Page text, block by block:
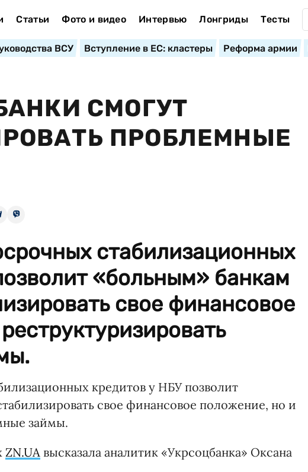
Статьи Фото и видео Интервью Лонгриды Тесты
ВСУ Вступление в ЕС: кластеры Реформа армии
СМОГУТ
ПРОБЛЕМНЫЕ
стабилизационных
«больным» банкам
свое финансовое
кредитов у НБУ позволит
свое финансовое положение, но и
займы.
ZN.UA высказала аналитик «Укрсоцбанка» Оксана